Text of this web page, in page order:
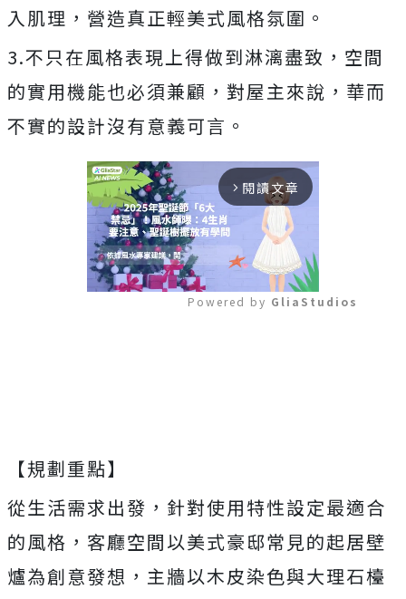
入肌理，營造真正輕美式風格氛圍。
3.不只在風格表現上得做到淋漓盡致，空間
的實用機能也必須兼顧，對屋主來說，華而
不實的設計沒有意義可言。
arrow_forward_ios 閱讀文章
Powered by GliaStudios
【規劃重點】
從生活需求出發，針對使用特性設定最適合
的風格，客廳空間以美式豪邸常見的起居壁
爐為創意發想，主牆以木皮染色與大理石檯